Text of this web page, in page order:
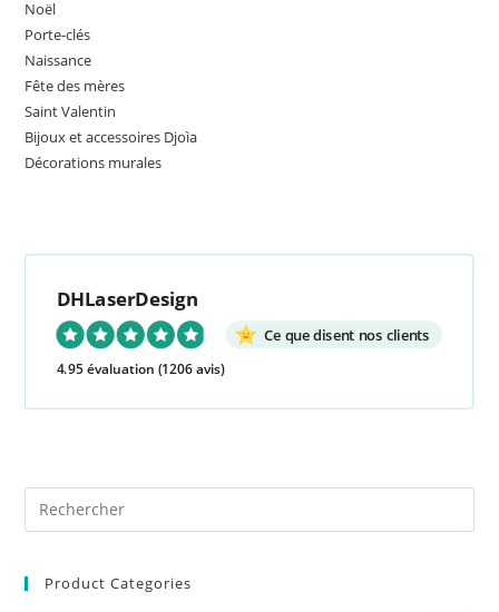
Noël
Porte-clés
Naissance
Fête des mères
Saint Valentin
Bijoux et accessoires Djoìa
Décorations murales
DHLaserDesign
Ce que disent nos clients
4.95 évaluation (1206 avis)
Product Categories